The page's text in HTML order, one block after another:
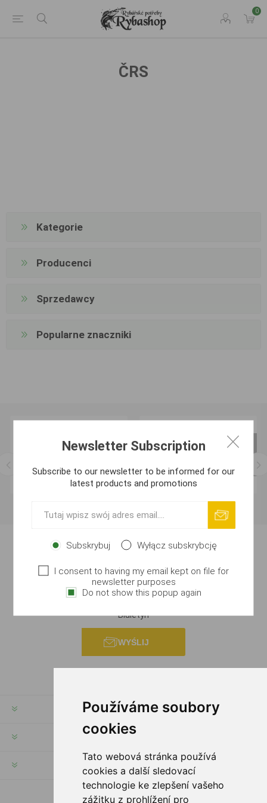
Používáme soubory
cookies
Tato webová stránka používá
cookies a další sledovací
technologie ke zlepšení vašeho
zážitku z prohlížení pro
0
ČRS
Kategorie
Producenci
Sprzedawcy
Popularne znaczniki
Biuletyn
WYŚLIJ
INFORMACJE
MOJE KONTO
SERWIS KLIENTA
Newsletter Subscription
Subscribe to our newsletter to be informed for our
latest products and promotions
Subskrybuj Wyłącz subskrybcję
I consent to having my email kept on file for
newsletter purposes
Do not show this popup again